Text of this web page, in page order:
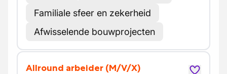
Familiale sfeer en zekerheid
Afwisselende bouwprojecten
Allround arbeider (M/V/X)